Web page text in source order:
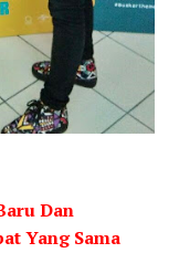
Dan
Yang Sama